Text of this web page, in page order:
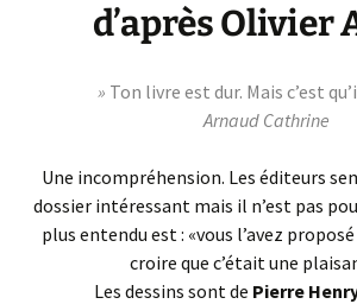
d’après Olivier
» Ton livre est dur. Mais c’est
Arnaud Cathrine
Une incompréhension. Les éditeurs
dossier intéressant mais il n’est pas
plus entendu est : «vous l’avez
croire que c’était une
Les dessins sont de Pierre